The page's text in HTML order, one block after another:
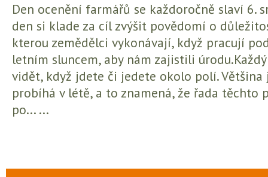
Den ocenění farmářů se každoročně slaví 6.
den si klade za cíl zvýšit povědomí o
kterou zemědělci vykonávají, když pracují
letním sluncem, aby nám zajistili
vidět, když jdete či jedete okolo polí. Většina
probíhá v létě, a to znamená, že řada těchto
po... ...